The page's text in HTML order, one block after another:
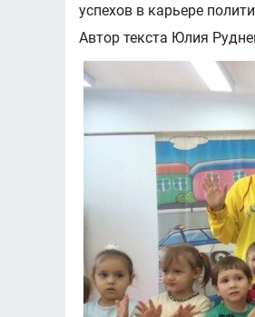
успехов в карьере
Автор текста Юлия